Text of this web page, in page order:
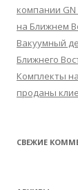
компании
на Ближнем
Вакуумный
Ближнего
Комплекты
проданы
СВЕЖИЕ